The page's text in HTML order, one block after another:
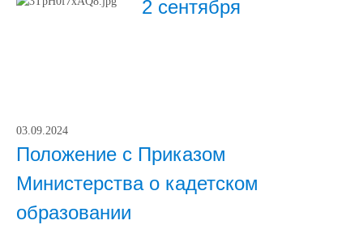
2 сентября
03.09.2024
Положение с Приказом
Министерства о кадетском
образовании